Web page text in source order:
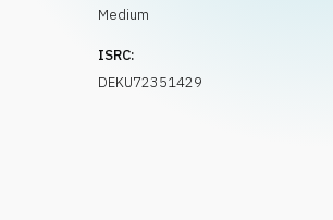
Medium
ISRC:
DEKU72351429